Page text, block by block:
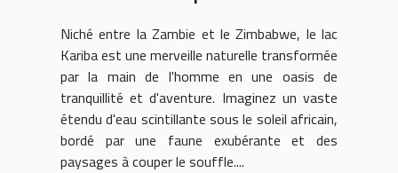
Niché entre la Zambie et le Zimbabwe, le lac
Kariba est une merveille naturelle transformée
par la main de l'homme en une oasis de
tranquillité et d'aventure. Imaginez un vaste
étendu d'eau scintillante sous le soleil africain,
bordé par une faune exubérante et des
paysages à couper le souffle....